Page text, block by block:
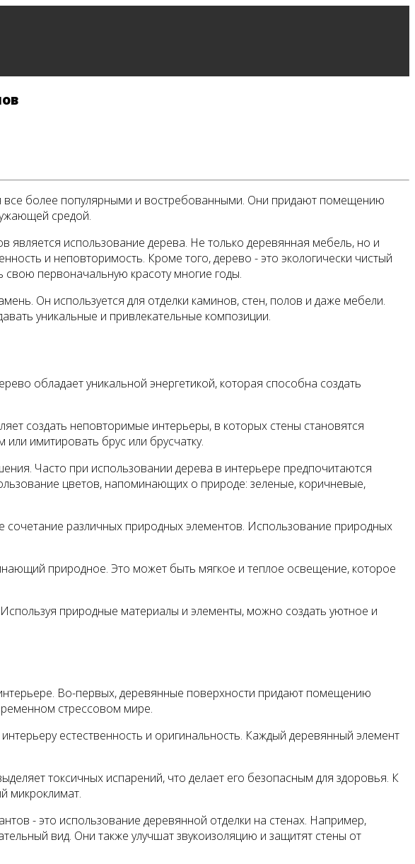
все более популярными и востребованными. Они придают помещению
средой.
является использование дерева. Не только деревянная мебель, но и
и неповторимость. Кроме того, дерево - это экологически чистый
первоначальную красоту многие годы.
Он используется для отделки каминов, стен, полов и даже мебели.
уникальные и привлекательные композиции.
обладает уникальной энергетикой, которая способна создать
создать неповторимые интерьеры, в которых стены становятся
имитировать брус или брусчатку.
Часто при использовании дерева в интерьере предпочитаются
цветов, напоминающих о природе: зеленые, коричневые,
различных природных элементов. Использование природных
природное. Это может быть мягкое и теплое освещение, которое
природные материалы и элементы, можно создать уютное и
Во-первых, деревянные поверхности придают помещению
стрессовом мире.
естественность и оригинальность. Каждый деревянный элемент
токсичных испарений, что делает его безопасным для здоровья. К
микроклимат.
- это использование деревянной отделки на стенах. Например,
вид. Они также улучшат звукоизоляцию и защитят стены от